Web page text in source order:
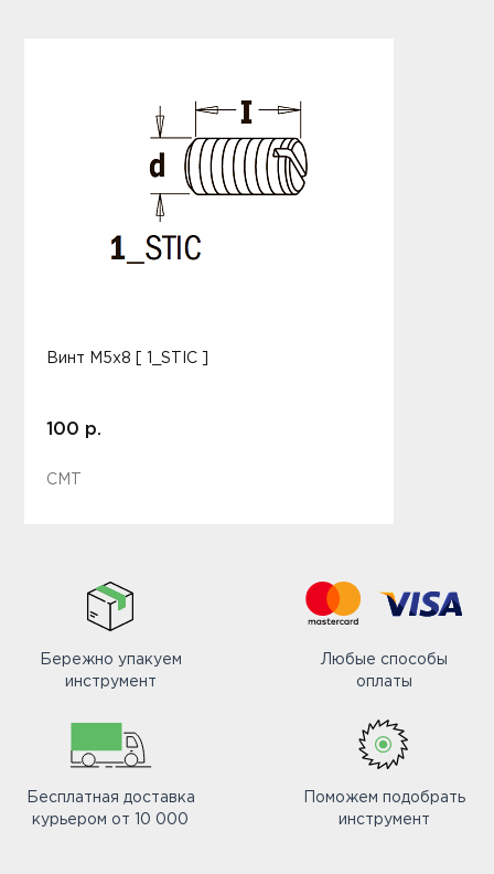
Винт M5x8 [ 1_STIC ]
100 р.
CMT
Бережно упакуем
инструмент
Любые способы
оплаты
Бесплатная доставка
курьером от 10 000
Поможем подобрать
инструмент